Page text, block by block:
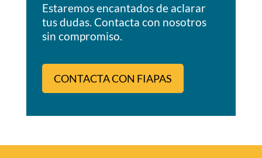
Estaremos encantados de aclarar
tus dudas. Contacta con nosotros
sin compromiso.
CONTACTA CON FIAPAS